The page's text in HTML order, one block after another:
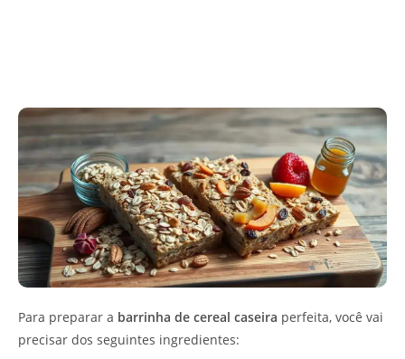
Para preparar a barrinha de cereal caseira perfeita, você vai
precisar dos seguintes ingredientes: